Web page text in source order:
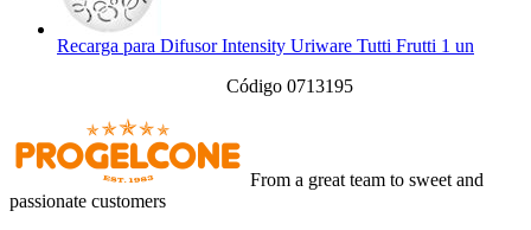
Recarga para Difusor Intensity Uriware Tutti Frutti 1 un
Código 0713195
From a great team to sweet and
passionate customers